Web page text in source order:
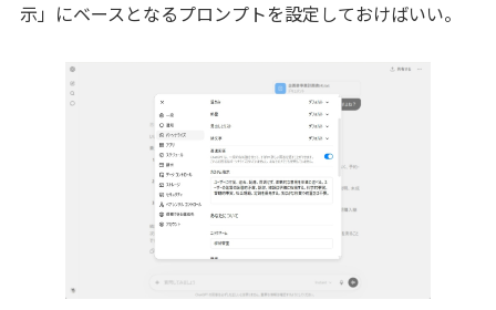
示」にベースとなるプロンプトを設定しておけばいい。